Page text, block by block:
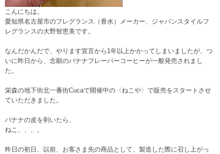
こんにちは。
愛知県名古屋市のフレグランス（香水）メーカー、ジャパンスタイルフ
レグランスの大野智恵美です。
なんだかんだで、やります宣言から1年以上かかってしまいましたが、つ
いに昨日から、念願のバナナフレーバーコーヒーが一般発売されまし
た。
栄森の地下街北一番街Cucaで開催中の〈ねこや〉で販売をスタートさせ
ていただきました。
バナナの皮を剥いたら、
ねこ、、、。
昨日の初日、以前、お客さま先の商品として、製造した際に召し上がっ